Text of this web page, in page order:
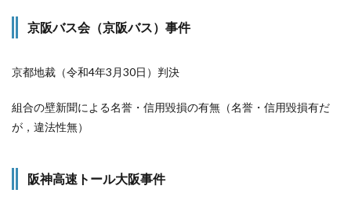
京阪バス会（京阪バス）事件
京都地裁（令和4年3月30日）判決
組合の壁新聞による名誉・信用毀損の有無（名誉・信用毀損有だ
が，違法性無）
阪神高速トール大阪事件